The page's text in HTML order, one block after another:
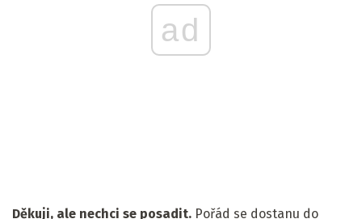
ad
Děkuji, ale nechci se posadit. Pořád se dostanu do